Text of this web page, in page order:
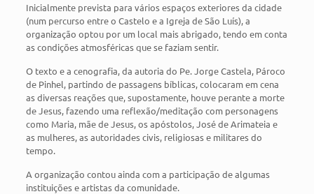
Inicialmente prevista para vários espaços exteriores da cidade
(num percurso entre o Castelo e a Igreja de São Luís), a
organização optou por um local mais abrigado, tendo em conta
as condições atmosféricas que se faziam sentir.
O texto e a cenografia, da autoria do Pe. Jorge Castela, Pároco
de Pinhel, partindo de passagens bíblicas, colocaram em cena
as diversas reações que, supostamente, houve perante a morte
de Jesus, fazendo uma reflexão/meditação com personagens
como Maria, mãe de Jesus, os apóstolos, José de Arimateia e
as mulheres, as autoridades civis, religiosas e militares do
tempo.
A organização contou ainda com a participação de algumas
instituições e artistas da comunidade.